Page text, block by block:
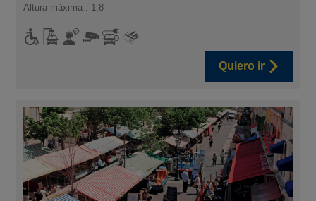
Altura máxima : 1,8
Quiero ir